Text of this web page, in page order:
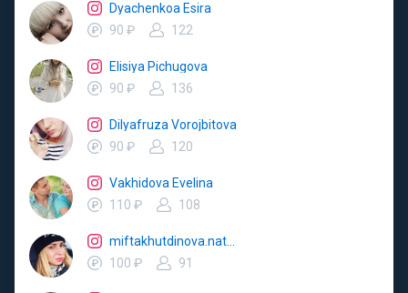
Dyachenkoa Esira
90 ₽
122
Elisiya Pichugova
90 ₽
136
Dilyafruza Vorojbitova
90 ₽
120
Vakhidova Evelina
110 ₽
108
100 ₽
91